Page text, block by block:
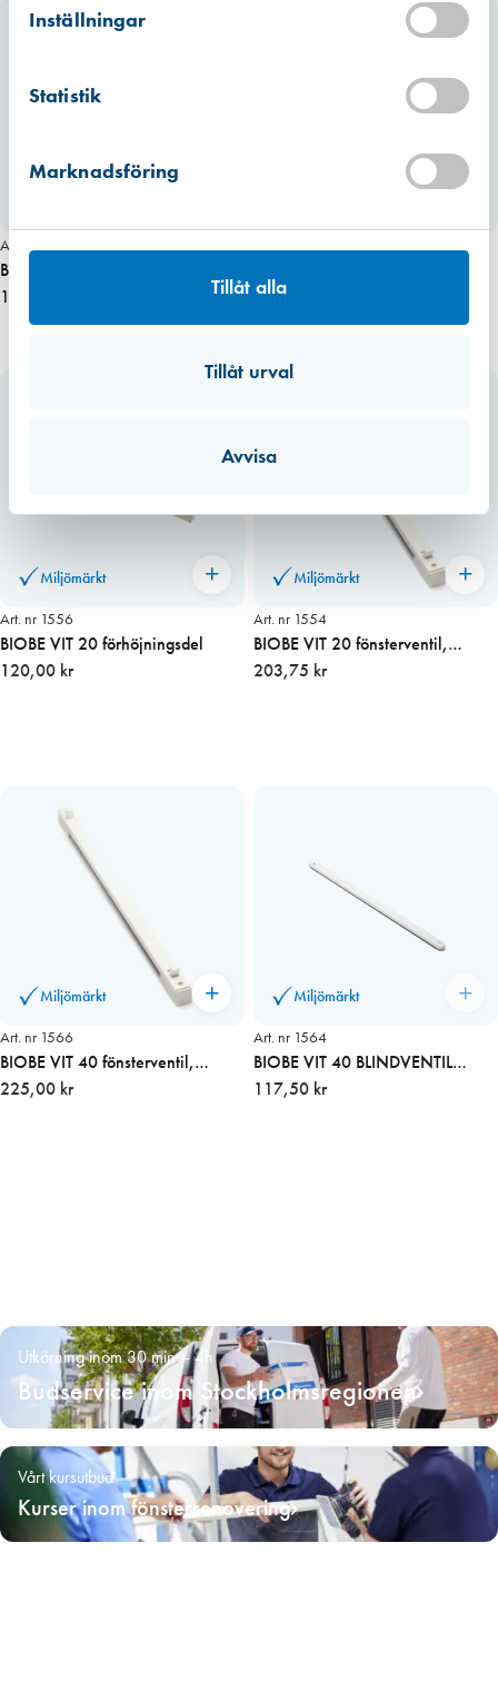
Inställningar
Statistik
Marknadsföring
Tillåt alla
Tillåt urval
Avvisa
Art. nr 1577
BIOBE VIT 60 utvändigt galler
111,25 kr
111,25 kr
Miljömärkt
Art. nr 1556
BIOBE VIT 20 förhöjningsdel
120,00 kr
Miljömärkt
Art. nr 1554
BIOBE VIT 20 fönsterventil,
invändig del
203,75 kr
Miljömärkt
Art. nr 1566
BIOBE VIT 40 fönsterventil,
invändig del
225,00 kr
Miljömärkt
Art. nr 1564
BIOBE VIT 40 BLINDVENTIL
invändig del
117,50 kr
Utkörning inom 30 min – 4h
Budservice inom Stockholmsregionen
Vårt kursutbud
Kurser inom fönsterrenovering
Finns i lager (6 st)
Hitta hit
Hitta hit